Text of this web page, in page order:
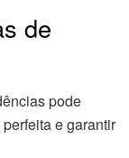
de
pode
e garantir